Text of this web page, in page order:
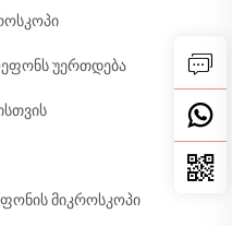
უერთდება
მიკროსკოპი